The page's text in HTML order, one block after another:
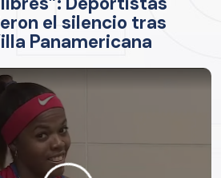
el silencio tras
Panamericana